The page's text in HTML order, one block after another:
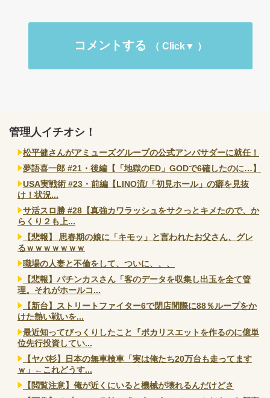
コメントする
管理人イチオシ！
松平健さんがアミューズグループの公式アンバサダーに就任！
夢語喜一郎 #21・後編【「地獄のED」GODで6確したのに…】
USA実戦術 #23・前編【LINO流/「初見ホール」の癖を見抜
け！状況...
サ活スロ勝 #28【真強カワラッシュをサクっとキメたので、か
らくり２も上...
【悲報】 思春期の娘に「キモッ」と言われたお父さん、グレ
るｗｗｗｗｗｗｗ
職場の人妻と不倫をして、ついに、、、
【悲報】パチンカスさん「客のデータを収集し出玉を全て管
理。それがホールコ...
【新台】ストリートファイター6で閉店間際に88％ループをか
けた熱い戦いを...
最近知ってびっくりしたこと『ポカリスエットを作るのに億単
位先行投資してい...
【ヤバ杉】日本の無車検車「実は俺たち20万台も走ってます
ｗ」←これどうす...
【閲覧注意】俺が近くにいると機械が壊れるんだけどさ